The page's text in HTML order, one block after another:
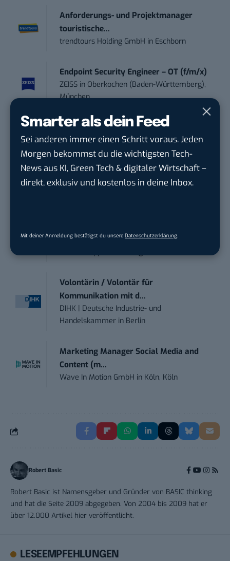
Smarter als dein Feed
Sei anderen immer einen Schritt voraus. Jeden
Morgen bekommst du die wichtigsten Tech-
News aus KI, Green Tech & digitaler Wirtschaft –
direkt, exklusiv und kostenlos in deine Inbox.
Mit deiner Anmeldung bestätigst du unsere Datenschutzerklärung.
Anforderungs- und Projektmanager
touristische...
trendtours Holding GmbH in Eschborn
Endpoint Security Engineer – OT (f/m/x)
ZEISS in Oberkochen (Baden-Württemberg),
München
Social Media Manager (m/w/d)
BANNERKÖNIG GmbHinGelsenkirchen
Social Media Manager / Content Creator
(m/w/d)
Senior ASIC Digital Lead – ATPG & M...
Volontärin / Volontär für
Kommunikation mit d...
DIHK | Deutsche Industrie- und
Handelskammer in Berlin
Marketing Manager Social Media and
Content (m...
Wave In Motion GmbH in Köln, Köln
Robert Basic
Robert Basic ist Namensgeber und Gründer von BASIC thinking
und hat die Seite 2009 abgegeben. Von 2004 bis 2009 hat er
über 12.000 Artikel hier veröffentlicht.
LESEEMPFEHLUNGEN